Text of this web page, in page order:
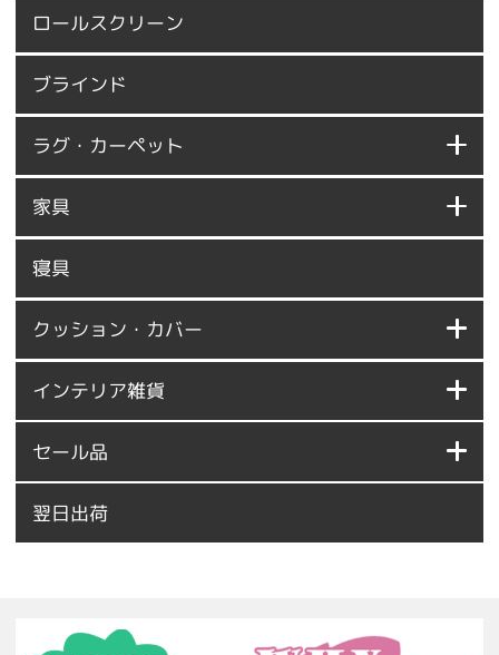
ロールスクリーン
ブラインド
ラグ・カーペット
家具
寝具
クッション・カバー
インテリア雑貨
セール品
翌日出荷